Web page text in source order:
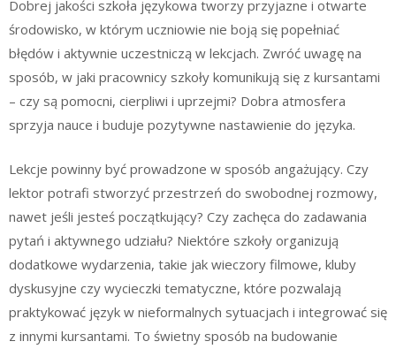
Dobrej jakości szkoła językowa tworzy przyjazne i otwarte
środowisko, w którym uczniowie nie boją się popełniać
błędów i aktywnie uczestniczą w lekcjach. Zwróć uwagę na
sposób, w jaki pracownicy szkoły komunikują się z kursantami
– czy są pomocni, cierpliwi i uprzejmi? Dobra atmosfera
sprzyja nauce i buduje pozytywne nastawienie do języka.
Lekcje powinny być prowadzone w sposób angażujący. Czy
lektor potrafi stworzyć przestrzeń do swobodnej rozmowy,
nawet jeśli jesteś początkujący? Czy zachęca do zadawania
pytań i aktywnego udziału? Niektóre szkoły organizują
dodatkowe wydarzenia, takie jak wieczory filmowe, kluby
dyskusyjne czy wycieczki tematyczne, które pozwalają
praktykować język w nieformalnych sytuacjach i integrować się
z innymi kursantami. To świetny sposób na budowanie